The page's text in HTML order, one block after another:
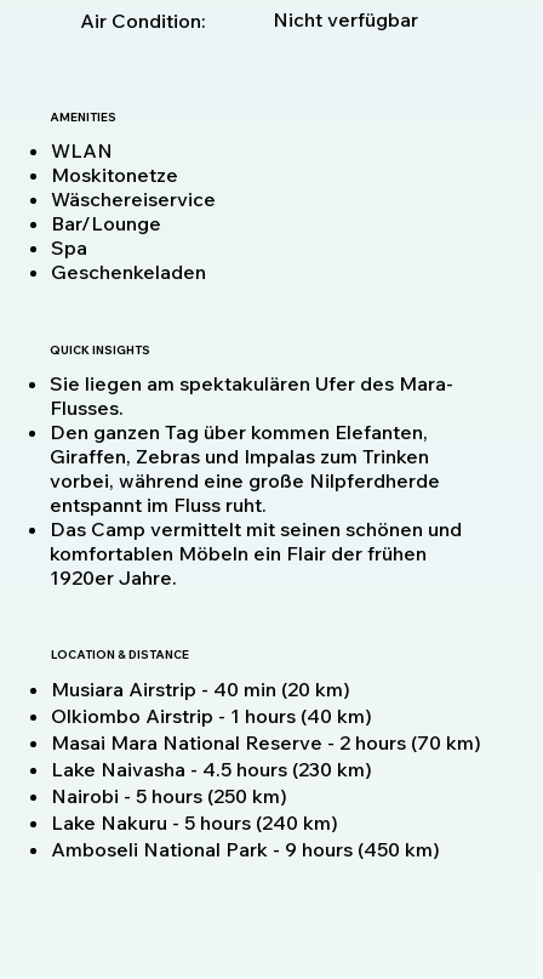
Air Condition:
Nicht verfügbar
AMENITIES
WLAN
Moskitonetze
Wäschereiservice
Bar/Lounge
Spa
Geschenkeladen
QUICK INSIGHTS
Sie liegen am spektakulären Ufer des Mara-
Flusses.
Den ganzen Tag über kommen Elefanten,
Giraffen, Zebras und Impalas zum Trinken
vorbei, während eine große Nilpferdherde
entspannt im Fluss ruht.
Das Camp vermittelt mit seinen schönen und
komfortablen Möbeln ein Flair der frühen
1920er Jahre.
LOCATION & DISTANCE
Musiara Airstrip - 40 min (20 km)
Olkiombo Airstrip - 1 hours (40 km)
Masai Mara National Reserve - 2 hours (70 km)
Lake Naivasha - 4.5 hours (230 km)
Nairobi - 5 hours (250 km)
Lake Nakuru - 5 hours (240 km)
Amboseli National Park - 9 hours (450 km)